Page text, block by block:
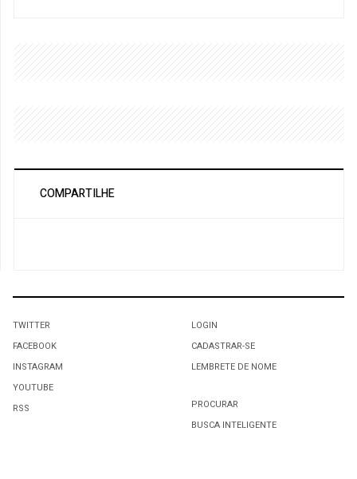
COMPARTILHE
TWITTER
FACEBOOK
INSTAGRAM
YOUTUBE
RSS
LOGIN
CADASTRAR-SE
LEMBRETE DE NOME
PROCURAR
BUSCA INTELIGENTE